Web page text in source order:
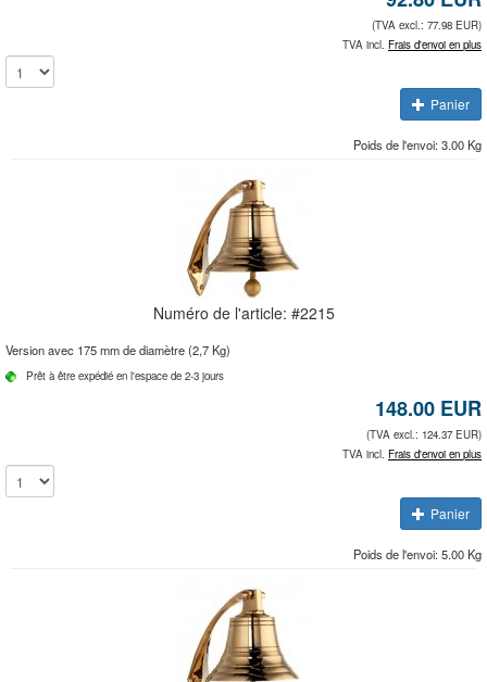
(TVA excl.: 77.98 EUR)
TVA incl. Frais d'envoi en plus
Panier
Poids de l'envoi: 3.00 Kg
Numéro de l'article: #2215
Version avec 175 mm de diamètre (2,7 Kg)
Prêt à être expédié en l'espace de 2-3 jours
148.00 EUR
(TVA excl.: 124.37 EUR)
TVA incl. Frais d'envoi en plus
Panier
Poids de l'envoi: 5.00 Kg